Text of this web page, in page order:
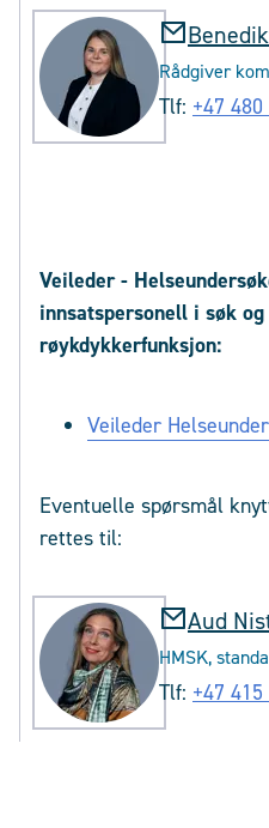
Rådgiver
Tlf: +47
Veileder -
innsatspersonell i søk
røykdykkerfunksjon:
Veileder
Eventuelle spørsmål
rettes til:
Aud
HMSK,
Tlf: +47